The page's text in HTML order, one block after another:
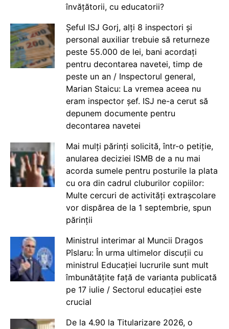
învățătorii, cu educatorii?
Șeful ISJ Gorj, alți 8 inspectori și
personal auxiliar trebuie să returneze
peste 55.000 de lei, bani acordați
pentru decontarea navetei, timp de
peste un an / Inspectorul general,
Marian Staicu: La vremea aceea nu
eram inspector șef. ISJ ne-a cerut să
depunem documente pentru
decontarea navetei
Mai mulți părinți solicită, într-o petiție,
anularea deciziei ISMB de a nu mai
acorda sumele pentru posturile la plata
cu ora din cadrul cluburilor copiilor:
Multe cercuri de activități extrașcolare
vor dispărea de la 1 septembrie, spun
părinții
Ministrul interimar al Muncii Dragos
Pîslaru: În urma ultimelor discuții cu
ministrul Educației lucrurile sunt mult
îmbunătățite față de varianta publicată
pe 17 iulie / Sectorul educației este
crucial
De la 4.90 la Titularizare 2026, o